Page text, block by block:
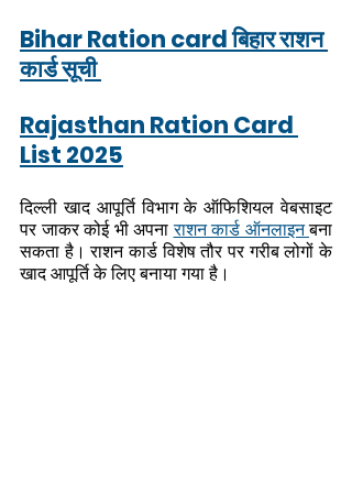
Bihar Ration card बिहार राशन
कार्ड सूची
Rajasthan Ration Card
List 2025
दिल्ली खाद आपूर्ति विभाग के ऑफिशियल वेबसाइट
पर जाकर कोई भी अपना राशन कार्ड ऑनलाइन बना
सकता है। राशन कार्ड विशेष तौर पर गरीब लोगों के
खाद आपूर्ति के लिए बनाया गया है।